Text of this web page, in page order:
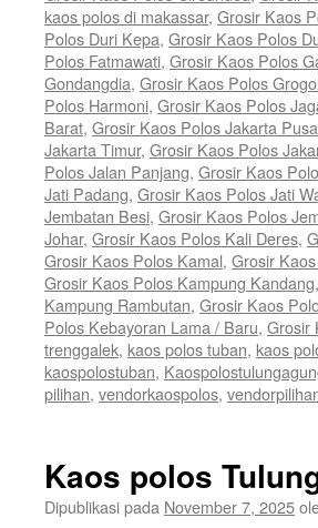
kaos polos di makassar, Grosir Kaos
Polos Duri Kepa, Grosir Kaos Polos
Polos Fatmawati, Grosir Kaos Polos
Gondangdia, Grosir Kaos Polos Grogol
Polos Harmoni, Grosir Kaos Polos
Barat, Grosir Kaos Polos Jakarta
Jakarta Timur, Grosir Kaos Polos
Polos Jalan Panjang, Grosir Kaos
Jati Padang, Grosir Kaos Polos Jati
Jembatan Besi, Grosir Kaos Polos
Johar, Grosir Kaos Polos Kali Deres,
Grosir Kaos Polos Kamal, Grosir
Grosir Kaos Polos Kampung Kandang,
Kampung Rambutan, Grosir Kaos
Polos Kebayoran Lama / Baru, Grosir
trenggalek, kaos polos tuban, kaos
kaospolostuban,
pilihan, vendorkaospolos,
Kaos polos
Dipublikasi pada November 7, 2025